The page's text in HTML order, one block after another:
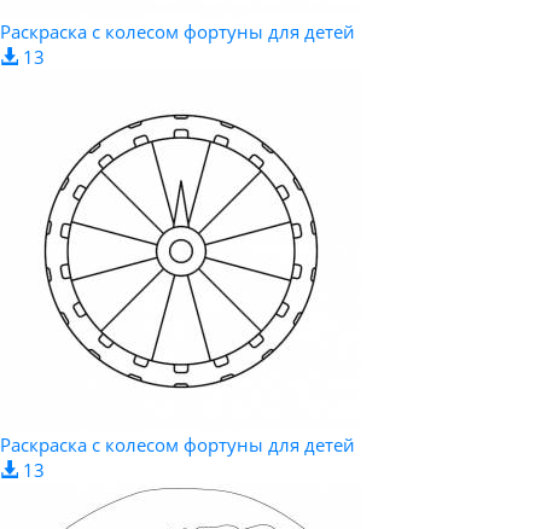
Раскраска с колесом фортуны для детей
13
Раскраска с колесом фортуны для детей
13